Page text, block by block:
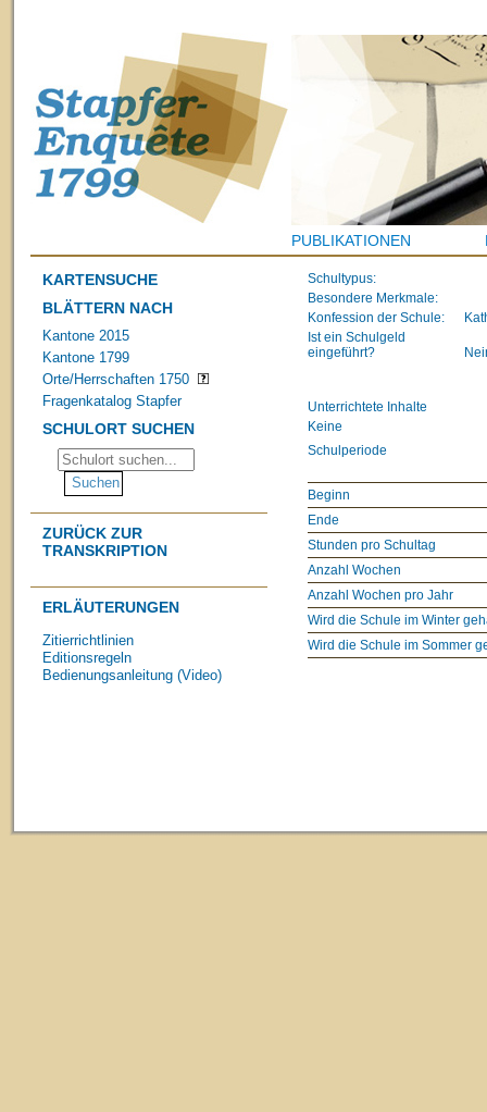
PUBLIKATIONEN
KARTENSUCHE
BLÄTTERN NACH
Kantone 2015
Kantone 1799
Orte/Herrschaften 1750
Fragenkatalog Stapfer
SCHULORT SUCHEN
ZURÜCK ZUR
TRANSKRIPTION
ERLÄUTERUNGEN
Zitierrichtlinien
Editionsregeln
Bedienungsanleitung (Video)
Schultypus:
Besondere Merkmale:
Konfession der Schule:
Ist ein Schulgeld
eingeführt?
Unterrichtete Inhalte
Keine
Schulperiode
Beginn
Ende
Stunden pro Schultag
Anzahl Wochen
Anzahl Wochen pro Jahr
Wird die Schule im Winter
Wird die Schule im Sommer